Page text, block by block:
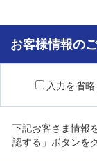
お客様情報の
入力を省
下記お客さま情報
認する」ボタンを